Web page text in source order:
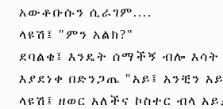
አውቶቡሱን ሲራገም....
ላዩሽ፤ "ምን አልክ?"
ደባልቄ፤ እንዴት ሰማችኝ ብሎ እሳት
እያደነቀ በድንጋጤ "አይ፤ አንቺን
ላዩሽ፤ ዘወር አለችና ኮስተር ብላ